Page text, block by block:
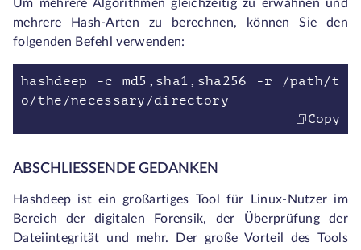
Um mehrere Algorithmen gleichzeitig zu erwähnen und
mehrere Hash-Arten zu berechnen, können Sie den
folgenden Befehl verwenden:
hashdeep -c md5,sha1,sha256 -r /path/t
o/the/necessary/directory
Copy
ABSCHLIESSENDE GEDANKEN
Hashdeep ist ein großartiges Tool für Linux-Nutzer im
Bereich der digitalen Forensik, der Überprüfung der
Dateiintegrität und mehr. Der große Vorteil des Tools